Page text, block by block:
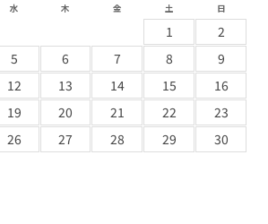
水 木 金 土 日
1
2
5 6 7 8
9
12 13 14 15
16
19 20 21 22
23
26 27 28 29
30